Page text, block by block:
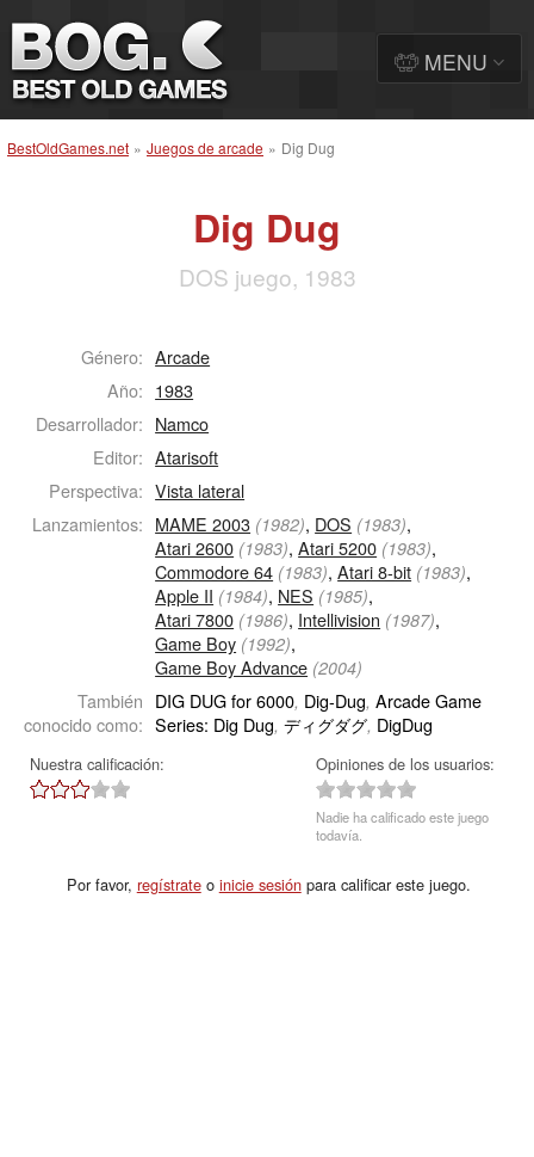
BestOldGames.net » Juegos de arcade » Dig Dug
Dig Dug
DOS juego, 1983
Género: Arcade
Año: 1983
Desarrollador: Namco
Editor: Atarisoft
Perspectiva: Vista lateral
Lanzamientos: MAME 2003 (1982), DOS (1983),
Atari 2600 (1983),Atari 5200 (1983),
Commodore 64 (1983),Atari 8-bit (1983),
Apple II (1984), NES (1985),
Atari 7800 (1986), Intellivision (1987),
Game Boy (1992),
Game Boy Advance (2004)
También
conocido como:
DIG DUG for 6000, Dig-Dug, Arcade Game
Series: Dig Dug, ディグダグ, DigDug
Nuestra calificación: Opiniones de los usuarios:
Nadie ha calificado este juego
todavía.
Por favor, regístrateo inicie sesiónpara calificar este juego.
MENU